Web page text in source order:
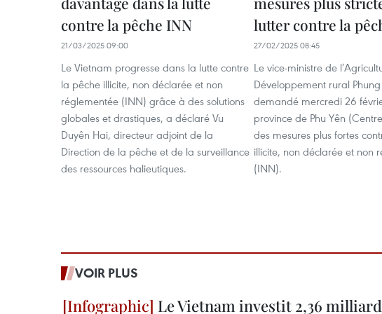
contre la pêche INN
21/03/2025 09:00
Le Vietnam progresse dans la lutte contre
la pêche illicite, non déclarée et non
réglementée (INN) grâce à des solutions
globales et drastiques, a déclaré Vu
Duyên Hai, directeur adjoint de la
Direction de la pêche et de la surveillance
des ressources halieutiques.
lutter contre la
27/02/2025 08:45
Le vice-ministre de
Développement rural
demandé mercredi 26
province de Phu Yên
des mesures plus fortes
illicite, non déclarée et non
(INN).
VOIR PLUS
Le Vietnam investit 2,36